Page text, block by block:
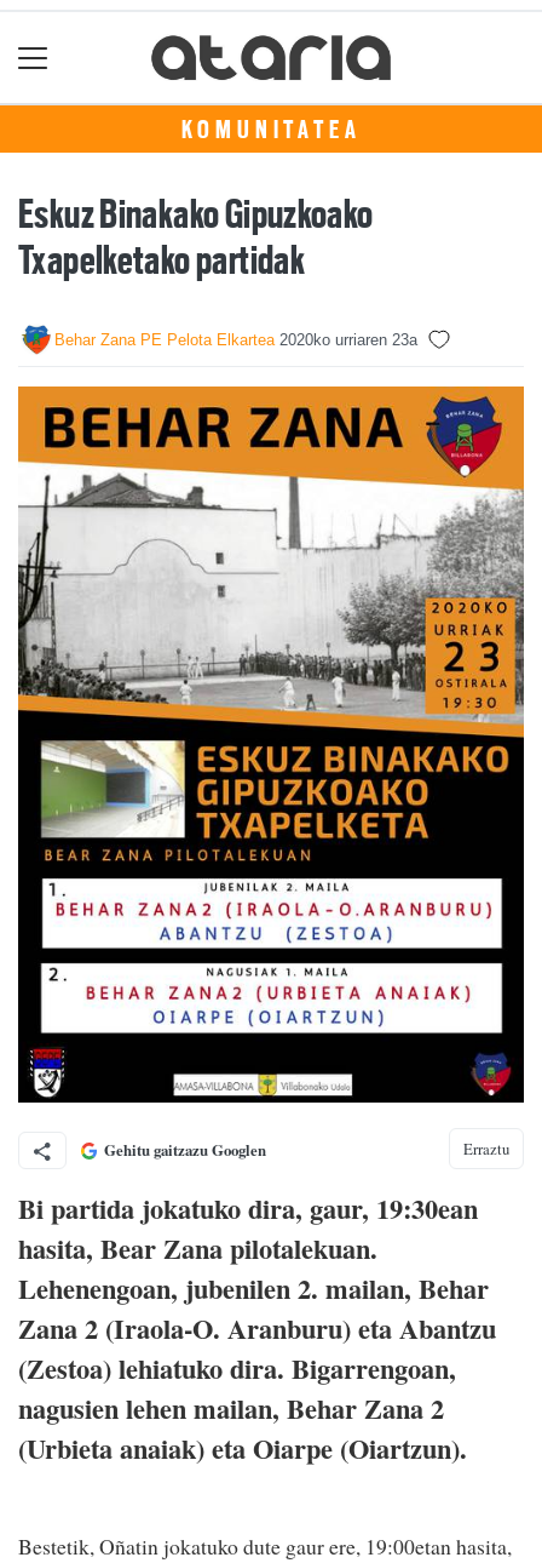
KOMUNITATEA
Eskuz Binakako Gipuzkoako
Txapelketako partidak
Behar Zana PE Pelota Elkartea 2020ko urriaren 23a
Gehitu gaitzazu Googlen Erraztu
Bi partida jokatuko dira, gaur, 19:30ean
hasita, Bear Zana pilotalekuan.
Lehenengoan, jubenilen 2. mailan, Behar
Zana 2 (Iraola-O. Aranburu) eta Abantzu
(Zestoa) lehiatuko dira. Bigarrengoan,
nagusien lehen mailan, Behar Zana 2
(Urbieta anaiak) eta Oiarpe (Oiartzun).
Bestetik, Oñatin jokatuko dute gaur ere, 19:00etan hasita,